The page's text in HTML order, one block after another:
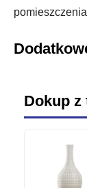
Dokup z